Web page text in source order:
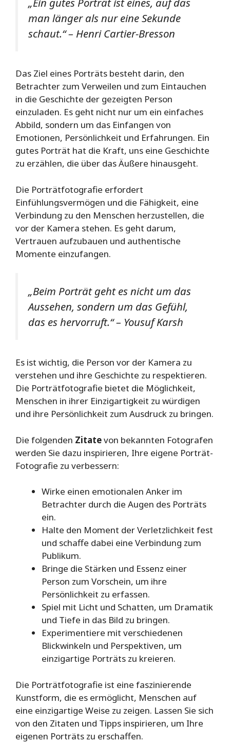
man länger als nur eine Sekunde
schaut.“ – Henri Cartier-Bresson
Das Ziel eines Porträts besteht darin, den
Betrachter zum Verweilen und zum Eintauchen
in die Geschichte der gezeigten Person
einzuladen. Es geht nicht nur um ein einfaches
Abbild, sondern um das Einfangen von
Emotionen, Persönlichkeit und Erfahrungen. Ein
gutes Porträt hat die Kraft, uns eine Geschichte
zu erzählen, die über das Äußere hinausgeht.
Die Porträtfotografie erfordert
Einfühlungsvermögen und die Fähigkeit, eine
Verbindung zu den Menschen herzustellen, die
vor der Kamera stehen. Es geht darum,
Vertrauen aufzubauen und authentische
Momente einzufangen.
„Beim Porträt geht es nicht um das
Aussehen, sondern um das Gefühl,
das es hervorruft.“ – Yousuf Karsh
Es ist wichtig, die Person vor der Kamera zu
verstehen und ihre Geschichte zu respektieren.
Die Porträtfotografie bietet die Möglichkeit,
Menschen in ihrer Einzigartigkeit zu würdigen
und ihre Persönlichkeit zum Ausdruck zu bringen.
Die folgenden Zitatevon bekannten Fotografen
werden Sie dazu inspirieren, Ihre eigene Porträt-
Fotografie zu verbessern:
Wirke einen emotionalen Anker im
Betrachter durch die Augen des Porträts
ein.
Halte den Moment der Verletzlichkeit fest
und schaffe dabei eine Verbindung zum
Publikum.
Bringe die Stärken und Essenz einer
Person zum Vorschein, um ihre
Persönlichkeit zu erfassen.
Spiel mit Licht und Schatten, um Dramatik
und Tiefe in das Bild zu bringen.
Experimentiere mit verschiedenen
Blickwinkeln und Perspektiven, um
einzigartige Porträts zu kreieren.
Die Porträtfotografie ist eine faszinierende
Kunstform, die es ermöglicht, Menschen auf
eine einzigartige Weise zu zeigen. Lassen Sie sich
von den Zitaten und Tipps inspirieren, um Ihre
eigenen Porträts zu erschaffen.